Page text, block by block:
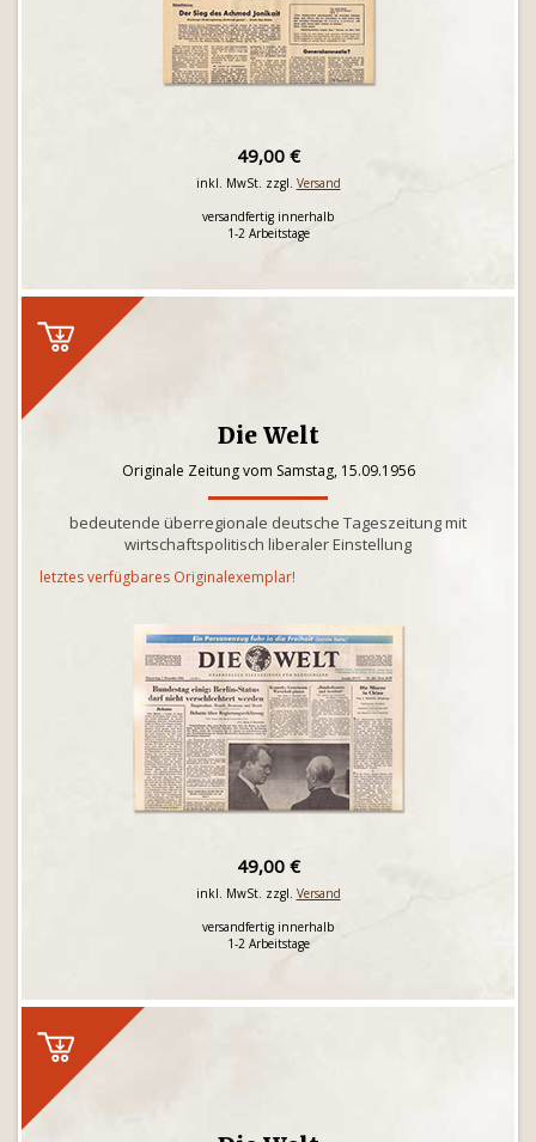
49,00 €
inkl. MwSt. zzgl. Versand
versandfertig innerhalb
1-2 Arbeitstage
Die Welt
Originale Zeitung vom Samstag, 15.09.1956
bedeutende überregionale deutsche Tageszeitung mit
wirtschaftspolitisch liberaler Einstellung
letztes verfügbares Originalexemplar!
49,00 €
inkl. MwSt. zzgl. Versand
versandfertig innerhalb
1-2 Arbeitstage